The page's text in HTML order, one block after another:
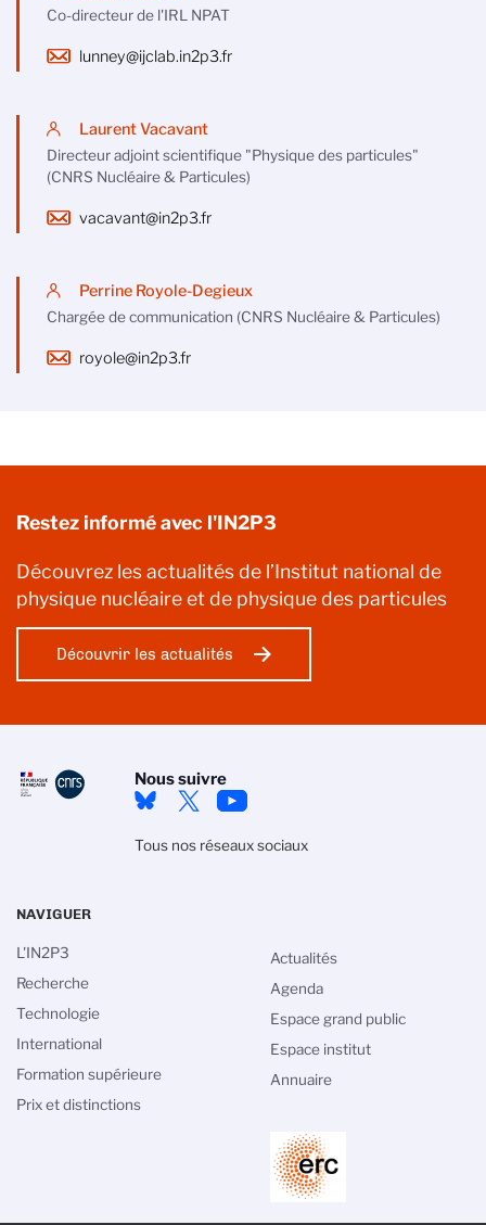
Co-directeur de l'IRL NPAT
lunney@ijclab.in2p3.fr
Laurent Vacavant
Directeur adjoint scientifique "Physique des particules"
(CNRS Nucléaire & Particules)
vacavant@in2p3.fr
Perrine Royole-Degieux
Chargée de communication (CNRS Nucléaire & Particules)
royole@in2p3.fr
Restez informé avec l'IN2P3
Découvrez les actualités de l’Institut national de
physique nucléaire et de physique des particules
Découvrir les actualités
Nous suivre
Tous nos réseaux sociaux
NAVIGUER
L'IN2P3
Recherche
Technologie
International
Formation supérieure
Prix et distinctions
Actualités
Agenda
Espace grand public
Espace institut
Annuaire
Gestion des cookies
La politique de gestion des cookies du CNRS est élaborée en
vous donne l’information sur les cookies qu’il utilise et le contrôle
de ceux non nécessaires à son fonctionnement et son